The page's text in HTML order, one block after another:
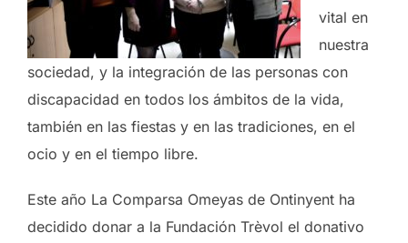
vital en
nuestra
sociedad, y la integración de las personas con
discapacidad en todos los ámbitos de la vida,
también en las fiestas y en las tradiciones, en el
ocio y en el tiempo libre.
Este año La Comparsa Omeyas de Ontinyent ha
decidido donar a la Fundación Trèvol el donativo